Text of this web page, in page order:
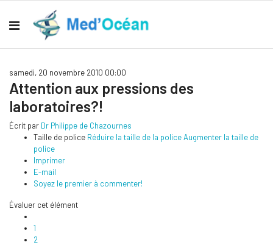
samedi, 20 novembre 2010 00:00
Attention aux pressions des
laboratoires?!
Écrit par Dr Philippe de Chazournes
Taille de police Réduire la taille de la policeAugmenter la taille de
police
Imprimer
E-mail
Soyez le premier à commenter!
Évaluer cet élément
1
2